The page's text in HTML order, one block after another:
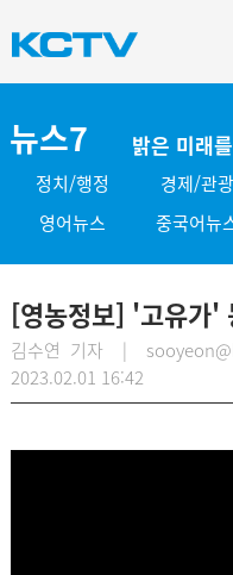
뉴스7 밝은 미래
정치/행정 경제/관광
영어뉴스
중국어뉴
[영농정보] '고유가'
김수연 기자 |
2023.02.01 16:42